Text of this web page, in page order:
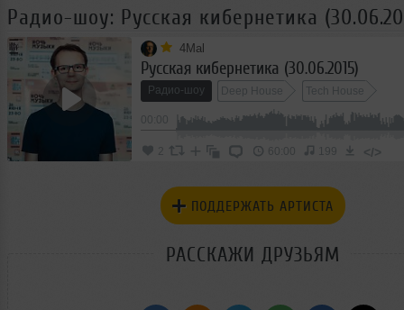
Радио-шоу: Русская кибернетика
4Mal
Русская кибернетика (30.06.2015)
Радио-шоу Deep House Tech House
Progressive House Indie Electronic Nu Disco
2 60:00 199 </>
ПОДДЕРЖАТЬ АРТИСТА
РАССКАЖИ ДРУЗЬЯМ